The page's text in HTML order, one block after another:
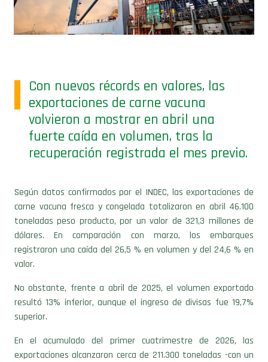
Con nuevos récords en valores, las
exportaciones de carne vacuna
volvieron a mostrar en abril una
fuerte caída en volumen, tras la
recuperación registrada el mes previo.
Según datos confirmados por el INDEC, las exportaciones de
carne vacuna fresca y congelada totalizaron en abril 46.100
toneladas peso producto, por un valor de 321,3 millones de
dólares. En comparación con marzo, los embarques
registraron una caída del 26,5 % en volumen y del 24,6 % en
valor.
No obstante, frente a abril de 2025, el volumen exportado
resultó 13% inferior, aunque el ingreso de divisas fue 19,7%
superior.
En el acumulado del primer cuatrimestre de 2026, las
exportaciones alcanzaron cerca de 211.300 toneladas -con un